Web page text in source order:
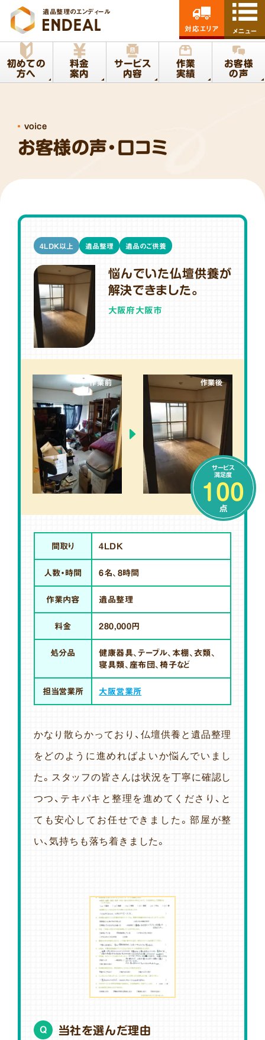
遺品整理のエンディール
初めての
方へ
料金
案内
サービス
内容
作業
実績
お客様
の声
対応エリア メニュー
お客様の声・口コミ
voice
悩んでいた仏壇供養が
解決できました。
大阪府大阪市
4LDK以上 遺品整理 遺品のご供養
作業前 作業後
サービス
満足度
100
点
間取り 4LDK
人数・時間 6名、8時間
作業内容 遺品整理
料金 280,000円
処分品
健康器具、テーブル、本棚、衣類、
寝具類、座布団、椅子など
担当営業所 大阪営業所
かなり散らかっており、仏壇供養と遺品整理
をどのように進めればよいか悩んでいまし
た。スタッフの皆さんは状況を丁寧に確認し
つつ、テキパキと整理を進めてくださり、と
ても安心してお任せできました。部屋が整
い、気持ちも落ち着きました。
Q 当社を選んだ理由